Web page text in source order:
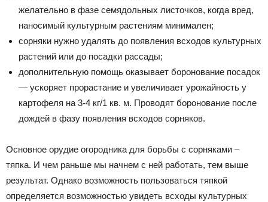
желательно в фазе семядольных листочков, когда вред,
наносимый культурным растениям минимален;
сорняки нужно удалять до появления всходов культурных
растений или до посадки рассады;
дополнительную помощь оказывает боронование посадок
— ускоряет прорастание и увеличивает урожайность у
картофеля на 3-4 кг/1 кв. м. Проводят боронование после
дождей в фазу появления всходов сорняков.
Основное орудие огородника для борьбы с сорняками –
тяпка. И чем раньше мы начнем с ней работать, тем выше
результат. Однако возможность пользоваться тяпкой
определяется возможностью увидеть всходы культурных